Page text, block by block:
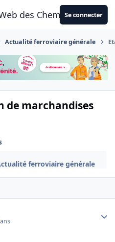
des CheminotsSe connecter
Actualité ferroviaire générale
de marchandises
ferroviaire générale